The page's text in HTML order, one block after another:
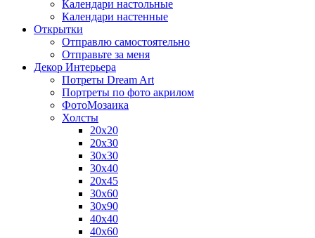
Календари настольные
Календари настенные
Открытки
Отправлю самостоятельно
Отправьте за меня
Декор Интерьера
Потреты Dream Art
Портреты по фото акрилом
ФотоМозаика
Холсты
20х20
20х30
30х30
30х40
20х45
30х60
30х90
40х40
40х60